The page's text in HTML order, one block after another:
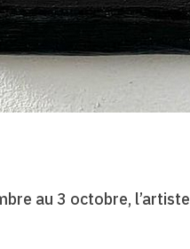
au 3 octobre, l’artiste